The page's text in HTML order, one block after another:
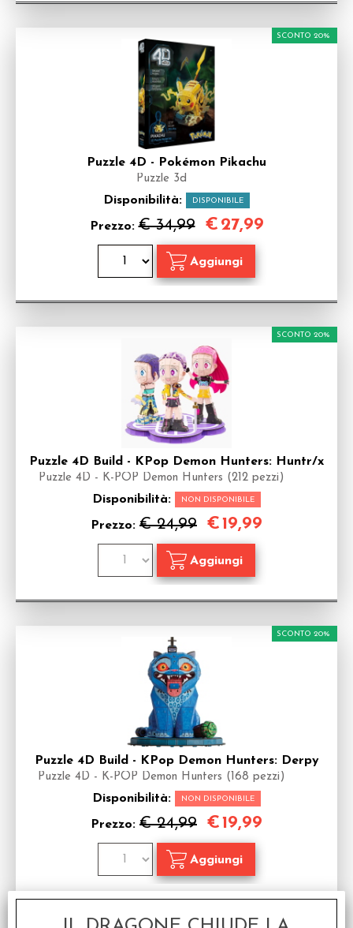
Puzzle 4D - Pokémon Pikachu
Puzzle 3d
Disponibilità: DISPONIBILE
Prezzo:€ 34,99
SCONTO 20%
€ 27,99
Puzzle 4D Build - KPop Demon Hunters: Huntr/x
Puzzle 4D - K-POP Demon Hunters (212 pezzi)
Disponibilità: NON DISPONIBILE
Prezzo: € 24,99
SCONTO 20%
€19,99
Puzzle 4D Build - KPop Demon Hunters: Derpy
Puzzle 4D - K-POP Demon Hunters (168 pezzi)
Disponibilità: NON DISPONIBILE
Prezzo: € 24,99
SCONTO 20%
€19,99